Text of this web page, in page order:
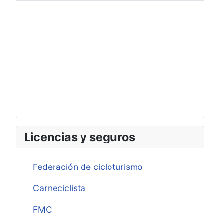
Licencias y seguros
Federación de cicloturismo
Carneciclista
FMC